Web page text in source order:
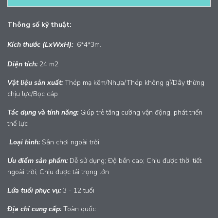
Thông số kỹ thuật:
Kích thước (LxWxH): 6*4*3m.
Diện tích: 24 m2
Vật liệu sản xuất:Thép mạ kẽm/Nhựa/Thép không gỉ/Dây thừng
chịu lực/Bọc cáp
Tác dụng và tính năng: Giúp trẻ tăng cường vận động, phát triển
thể lực
Loại hình:Sân chơi ngoài trời.
Ưu điểm sản phẩm:Dễ sử dụng; Độ bền cao; Chịu được thời tiết
ngoài trời; Chịu được tải trọng lớn
Lứa tuổi phục vụ:3 - 12 tuổi
Địa chỉ cung cấp:Toàn quốc